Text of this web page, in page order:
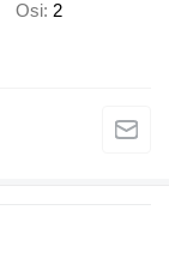
Osi 2